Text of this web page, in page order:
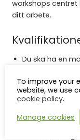
workshops centret
ditt arbete.
Du ska ha en
Nödvändigt för
Minst två års
och tolkning av
To improve your
website, we use
cookie policy.
Manage cookies